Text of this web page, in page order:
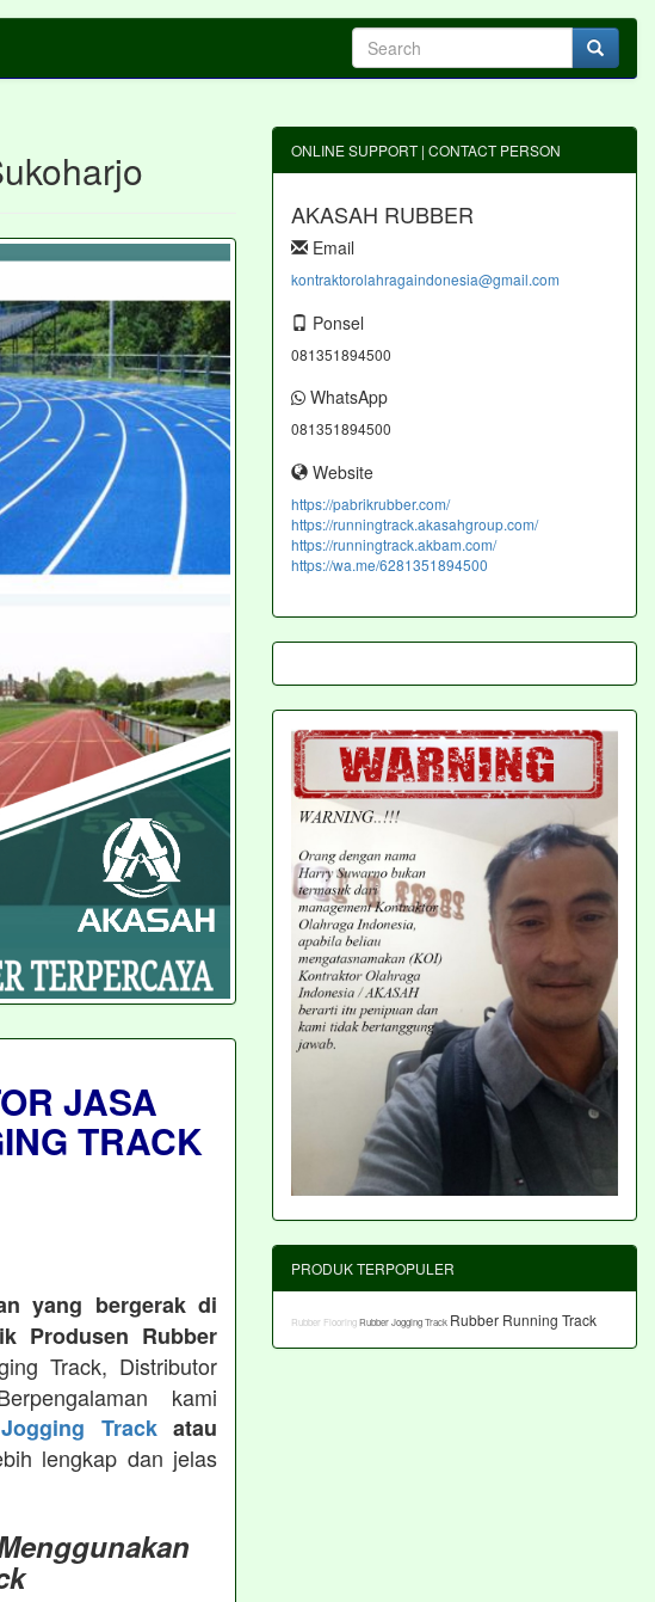
JASA
TRACK
yang bergerak di
Produsen Rubber
Track, Distributor
kami
Trackatau
lengkap dan jelas
ONLINE SUPPORT | CONTACT PERSON
AKASAH RUBBER
Email
kontraktorolahragaindonesia@gmail.com
Ponsel
081351894500
WhatsApp
081351894500
Website
https://pabrikrubber.com/
https://runningtrack.akasahgroup.com/
https://runningtrack.akbam.com/
https://wa.me/6281351894500
PRODUK TERPOPULER
Rubber FlooringRubber Jogging Track Rubber Running Track